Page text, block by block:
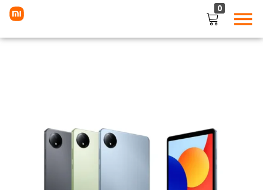
0
Remember me Lost password?